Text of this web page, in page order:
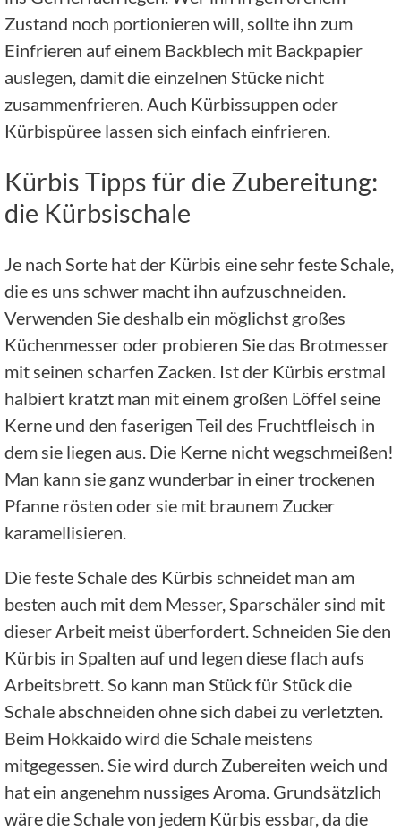
Zustand noch portionieren will, sollte ihn zum
Einfrieren auf einem Backblech mit Backpapier
auslegen, damit die einzelnen Stücke nicht
zusammenfrieren. Auch Kürbissuppen oder
Kürbispüree lassen sich einfach einfrieren.
Kürbis Tipps für die Zubereitung:
die Kürbsischale
Je nach Sorte hat der Kürbis eine sehr feste Schale,
die es uns schwer macht ihn aufzuschneiden.
Verwenden Sie deshalb ein möglichst großes
Küchenmesser oder probieren Sie das Brotmesser
mit seinen scharfen Zacken. Ist der Kürbis erstmal
halbiert kratzt man mit einem großen Löffel seine
Kerne und den faserigen Teil des Fruchtfleisch in
dem sie liegen aus. Die Kerne nicht wegschmeißen!
Man kann sie ganz wunderbar in einer trockenen
Pfanne rösten oder sie mit braunem Zucker
karamellisieren.
Die feste Schale des Kürbis schneidet man am
besten auch mit dem Messer, Sparschäler sind mit
dieser Arbeit meist überfordert. Schneiden Sie den
Kürbis in Spalten auf und legen diese flach aufs
Arbeitsbrett. So kann man Stück für Stück die
Schale abschneiden ohne sich dabei zu verletzten.
Beim Hokkaido wird die Schale meistens
mitgegessen. Sie wird durch Zubereiten weich und
hat ein angenehm nussiges Aroma. Grundsätzlich
wäre die Schale von jedem Kürbis essbar, da die